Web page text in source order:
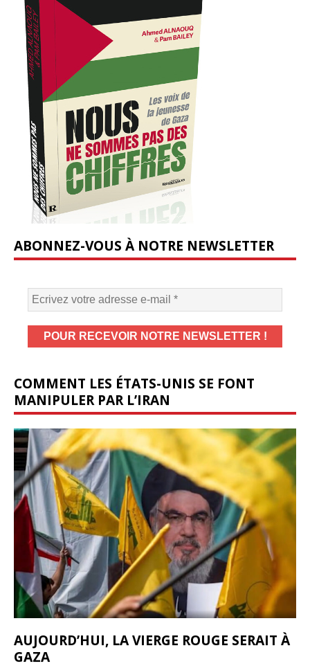
ABONNEZ-VOUS À NOTRE NEWSLETTER
COMMENT LES ÉTATS-UNIS SE FONT
MANIPULER PAR L’IRAN
AUJOURD’HUI, LA VIERGE ROUGE SERAIT À
GAZA